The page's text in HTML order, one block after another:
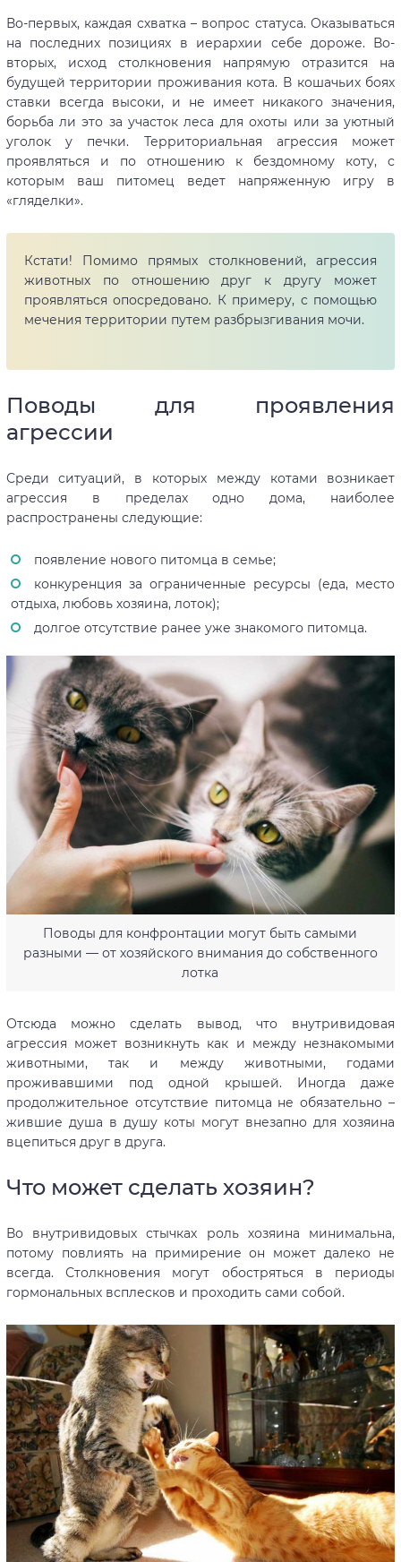
Во-первых, каждая схватка – вопрос статуса. Оказываться
на последних позициях в иерархии себе дороже. Во-
вторых, исход столкновения напрямую отразится на
будущей территории проживания кота. В кошачьих боях
ставки всегда высоки, и не имеет никакого значения,
борьба ли это за участок леса для охоты или за уютный
уголок у печки. Территориальная агрессия может
проявляться и по отношению к бездомному коту, с
которым ваш питомец ведет напряженную игру в
«гляделки».
Кстати! Помимо прямых столкновений, агрессия
животных по отношению друг к другу может
проявляться опосредовано. К примеру, с помощью
мечения территории путем разбрызгивания мочи.
Поводы для проявления
агрессии
Среди ситуаций, в которых между котами возникает
агрессия в пределах одно дома, наиболее
распространены следующие:
появление нового питомца в семье;
конкуренция за ограниченные ресурсы (еда, место
отдыха, любовь хозяина, лоток);
долгое отсутствие ранее уже знакомого питомца.
Поводы для конфронтации могут быть самыми
разными — от хозяйского внимания до собственного
лотка
Отсюда можно сделать вывод, что внутривидовая
агрессия может возникнуть как и между незнакомыми
животными, так и между животными, годами
проживавшими под одной крышей. Иногда даже
продолжительное отсутствие питомца не обязательно –
жившие душа в душу коты могут внезапно для хозяина
вцепиться друг в друга.
Что может сделать хозяин?
Во внутривидовых стычках роль хозяина минимальна,
потому повлиять на примирение он может далеко не
всегда. Столкновения могут обостряться в периоды
гормональных всплесков и проходить сами собой.